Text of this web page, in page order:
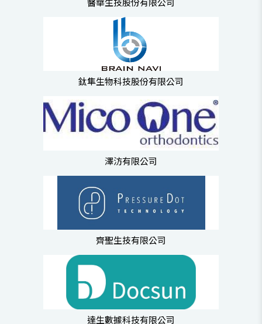
鈦隼生物科技股份有限公司
澤汸有限公司
齊聖生技有限公司
達生數據科技有限公司